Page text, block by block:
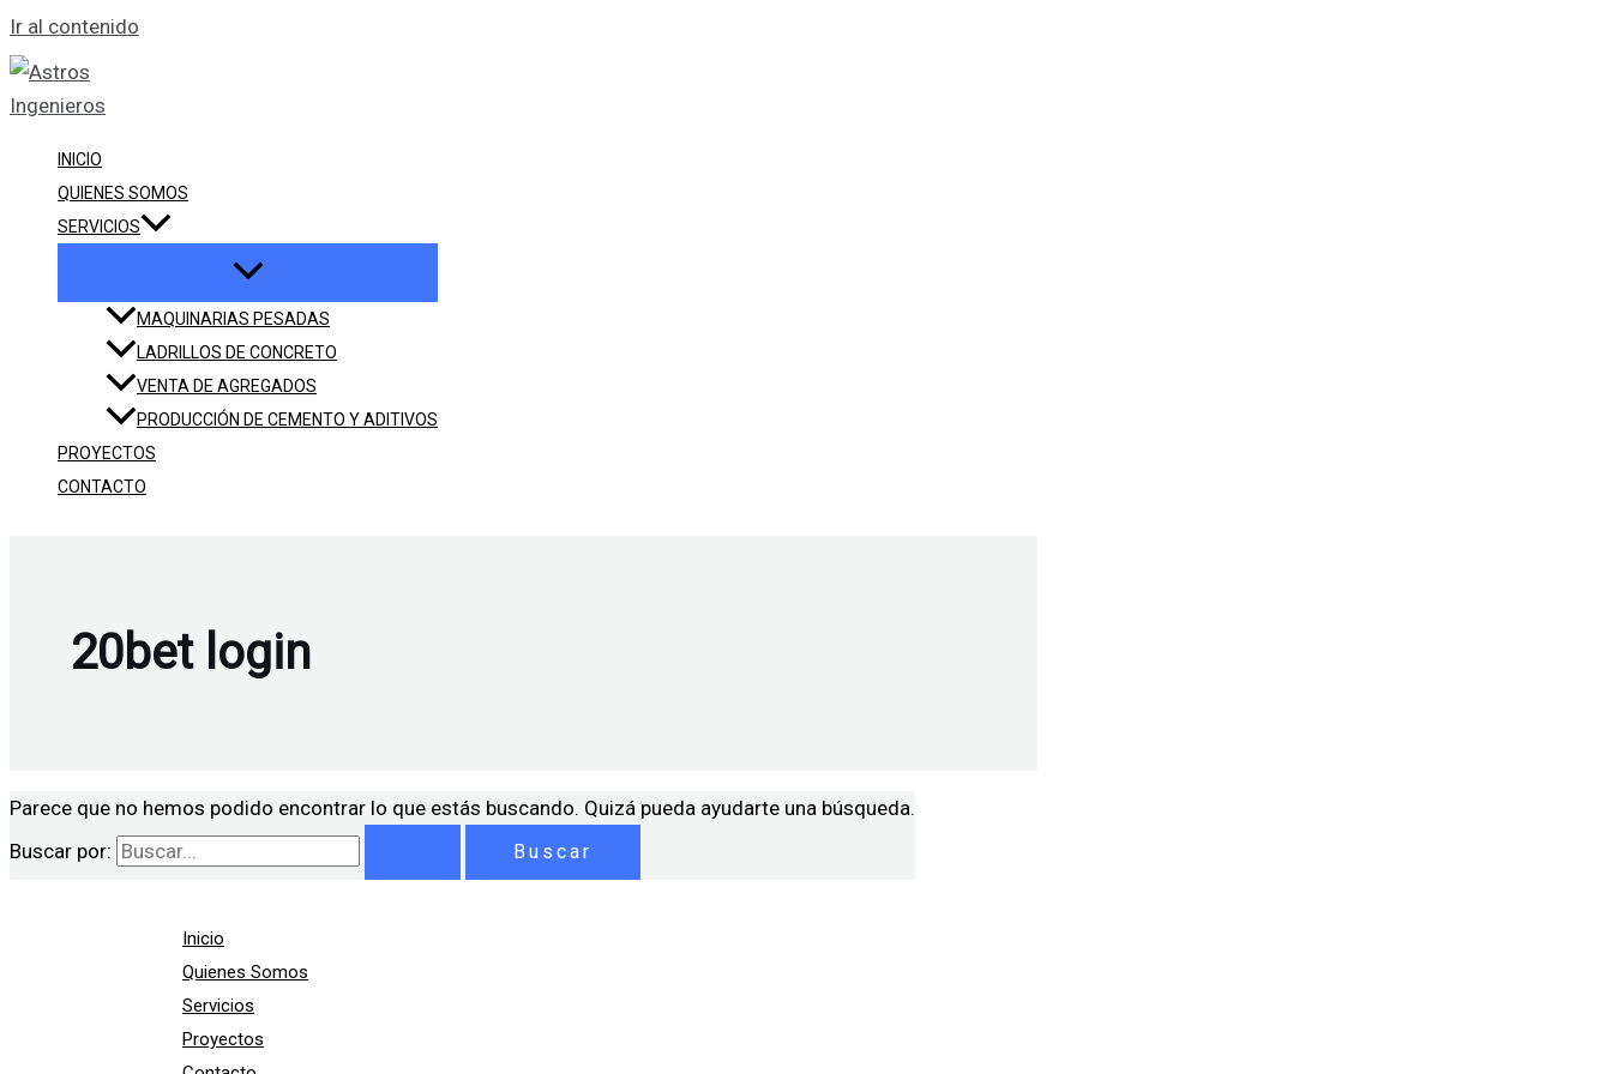
Ir al contenido
INICIO
QUIENES SOMOS
SERVICIOS
MAQUINARIAS PESADAS
LADRILLOS DE CONCRETO
VENTA DE AGREGADOS
PRODUCCIÓN DE CEMENTO Y ADITIVOS
PROYECTOS
CONTACTO
20bet login
Parece que no hemos podido encontrar lo que estás buscando. Quizá pueda ayudarte una búsqueda.
Buscar por:
Inicio
Quienes Somos
Servicios
Proyectos